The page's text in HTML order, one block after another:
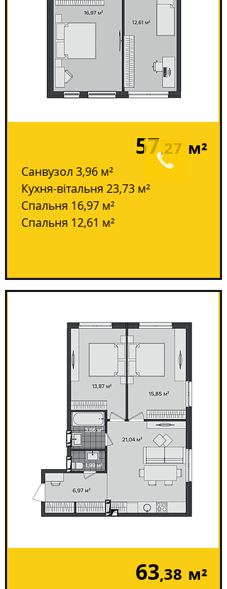
57,27 м²
Санвузол 3,96 м²
Кухня-вітальня 23,73 м²
Спальня 16,97 м²
Спальня 12,61 м²
63,38 м²